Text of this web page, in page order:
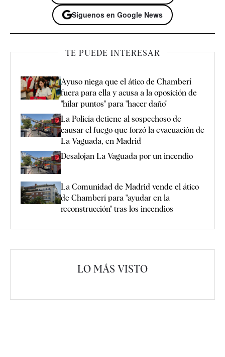
Síguenos en Google News
TE PUEDE INTERESAR
Ayuso niega que el ático de Chamberí
fuera para ella y acusa a la oposición de
"hilar puntos" para "hacer daño"
La Policía detiene al sospechoso de
causar el fuego que forzó la evacuación de
La Vaguada, en Madrid
Desalojan La Vaguada por un incendio
La Comunidad de Madrid vende el ático
de Chamberí para "ayudar en la
reconstrucción" tras los incendios
LO MÁS VISTO